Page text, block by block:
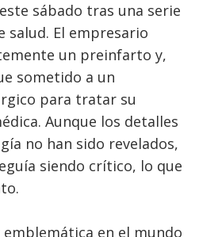
sábado tras una serie
salud. El empresario
un preinfarto y,
sometido a un
para tratar su
Aunque los detalles
no han sido revelados,
siendo crítico, lo que
en el mundo